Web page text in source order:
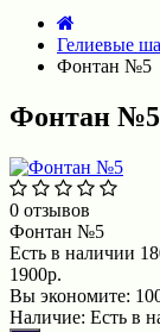
Гелиевые
Фонтан №5
Фонтан №5
0 отзывов
Фонтан №5
Есть в наличии
1900р.
Вы экономите:
Наличие: Есть в